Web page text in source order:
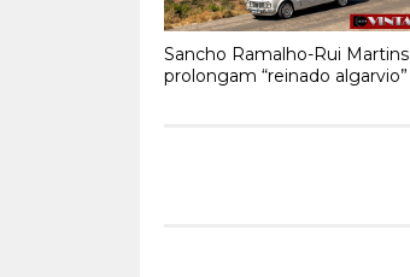
Sancho Ramalho-Rui Martins
prolongam “reinado algarvio”